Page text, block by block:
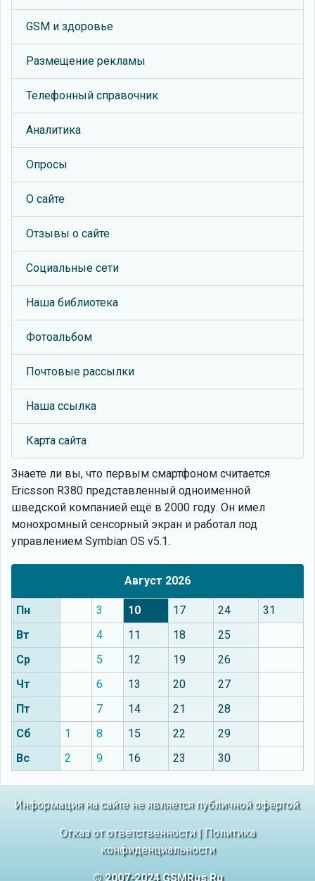
GSM и здоровье
Размещение рекламы
Телефонный справочник
Аналитика
Опросы
О сайте
Отзывы о сайте
Социальные сети
Наша библиотека
Фотоальбом
Почтовые рассылки
Наша ссылка
Карта сайта
Знаете ли вы, что первым смартфоном считается
Ericsson R380 представленный одноименной
шведской компанией ещё в 2000 году. Он имел
монохромный сенсорный экран и работал под
управлением Symbian OS v5.1.
Август 2026
Пн 3 10 17 24
31
Вт
4 11 18
25
Ср
5 12 19
26
Чт
6 13 20
27
Пт
7 14 21
28
Сб
1 8 15 22
29
Вс
2 9 16 23 30
Информация на сайте не является публичной офертой.
Отказ от ответственности| Политика
конфиденциальности
© 2007-2024 GSMRus.Ru